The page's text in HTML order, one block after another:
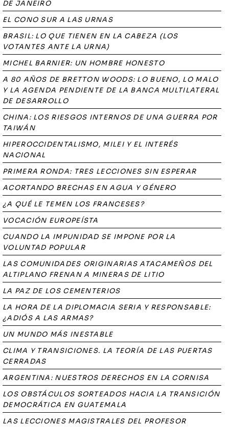
DE JANEIRO
EL CONO SUR A LAS URNAS
BRASIL: LO QUE TIENEN EN LA CABEZA (LOS
VOTANTES ANTE LA URNA)
MICHEL BARNIER: UN HOMBRE HONESTO
A 80 AÑOS DE BRETTON WOODS: LO BUENO, LO MALO
Y LA AGENDA PENDIENTE DE LA BANCA MULTILATERAL
DE DESARROLLO
CHINA: LOS RIESGOS INTERNOS DE UNA GUERRA POR
TAIWÁN
HIPEROCCIDENTALISMO, MILEI Y EL INTERÉS
NACIONAL
PRIMERA RONDA: TRES LECCIONES SIN ESPERAR
ACORTANDO BRECHAS EN AGUA Y GÉNERO
¿A QUÉ LE TEMEN LOS FRANCESES?
VOCACIÓN EUROPEÍSTA
CUANDO LA IMPUNIDAD SE IMPONE POR LA
VOLUNTAD POPULAR
LAS COMUNIDADES ORIGINARIAS ATACAMEÑOS DEL
ALTIPLANO FRENAN A MINERAS DE LITIO
LA PAZ DE LOS CEMENTERIOS
LA HORA DE LA DIPLOMACIA SERIA Y RESPONSABLE:
¿ADIÓS A LAS ARMAS?
UN MUNDO MÁS INESTABLE
CLIMA Y TRANSICIONES. LA TEORÍA DE LAS PUERTAS
CERRADAS
ARGENTINA: NUESTROS DERECHOS EN LA CORNISA
LOS OBSTÁCULOS SORTEADOS HACIA LA TRANSICIÓN
DEMOCRÁTICA EN GUATEMALA
LAS LECCIONES MAGISTRALES DEL PROFESOR